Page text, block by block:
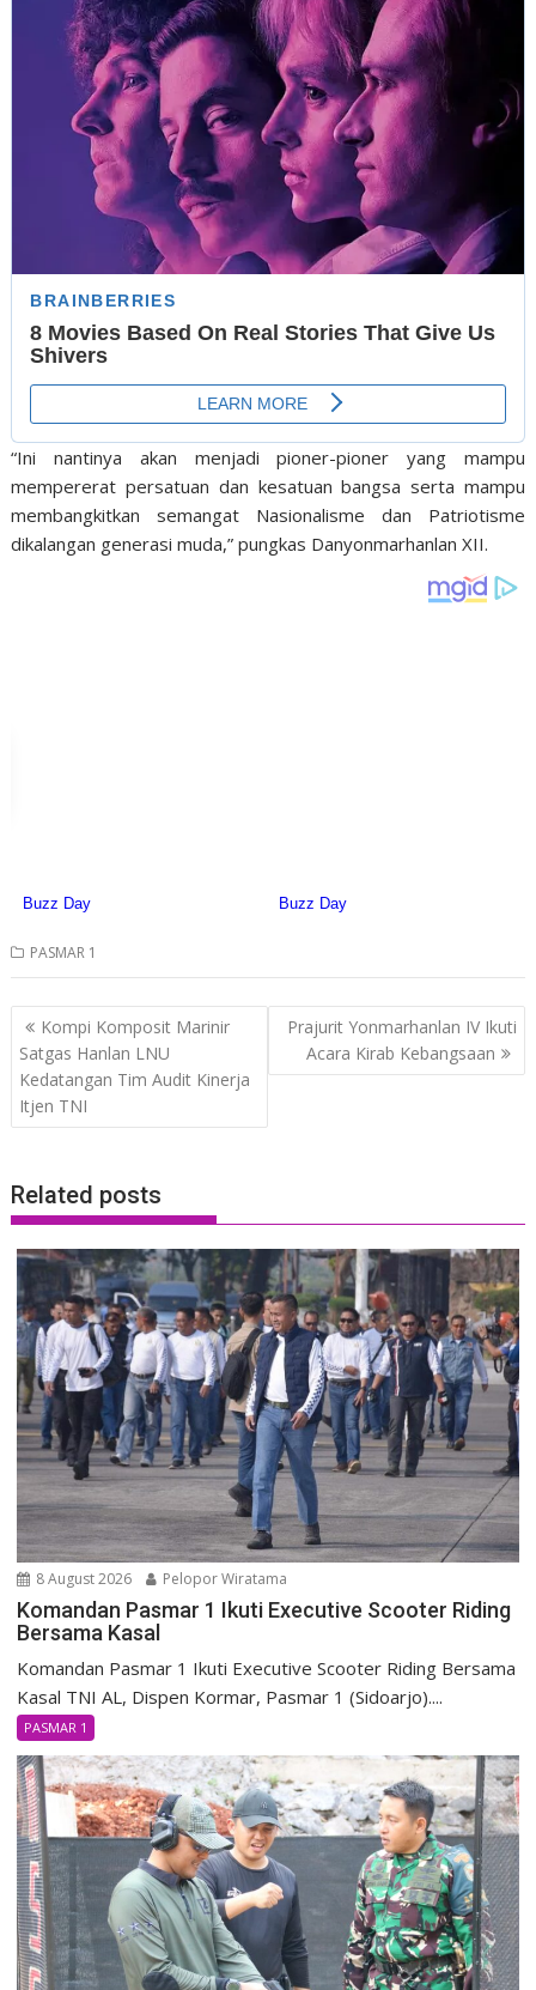
“Ini nantinya akan menjadi pioner-pioner yang mampu
mempererat persatuan dan kesatuan bangsa serta mampu
membangkitkan semangat Nasionalisme dan Patriotisme
dikalangan generasi muda,” pungkas Danyonmarhanlan XII.
PASMAR 1
Post
navigation
Kompi Komposit Marinir
Satgas Hanlan LNU
Kedatangan Tim Audit Kinerja
Itjen TNI
Prajurit Yonmarhanlan IV Ikuti
Acara Kirab Kebangsaan
Related posts
8 August 2026 Pelopor Wiratama
Komandan Pasmar 1 Ikuti Executive Scooter Riding
Bersama Kasal
Komandan Pasmar 1 Ikuti Executive Scooter Riding Bersama
Kasal TNI AL, Dispen Kormar, Pasmar 1 (Sidoarjo)....
PASMAR 1